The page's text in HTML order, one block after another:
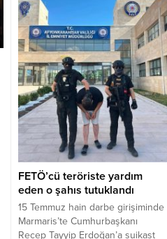
FETÖ’cü teröriste yardım
eden o şahıs tutuklandı
15 Temmuz hain darbe girişiminde
Marmaris’te Cumhurbaşkanı
Recep Tayyip Erdoğan’a suikast